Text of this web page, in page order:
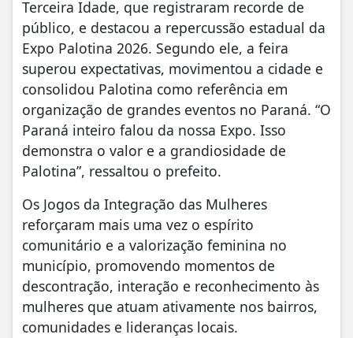
Terceira Idade, que registraram recorde de
público, e destacou a repercussão estadual da
Expo Palotina 2026. Segundo ele, a feira
superou expectativas, movimentou a cidade e
consolidou Palotina como referência em
organização de grandes eventos no Paraná. “O
Paraná inteiro falou da nossa Expo. Isso
demonstra o valor e a grandiosidade de
Palotina”, ressaltou o prefeito.
Os Jogos da Integração das Mulheres
reforçaram mais uma vez o espírito
comunitário e a valorização feminina no
município, promovendo momentos de
descontração, interação e reconhecimento às
mulheres que atuam ativamente nos bairros,
comunidades e lideranças locais.